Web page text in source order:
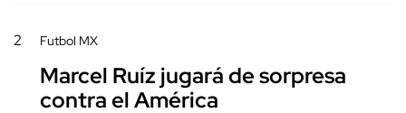
2 Futbol MX
Marcel Ruíz jugará de sorpresa
contra el América